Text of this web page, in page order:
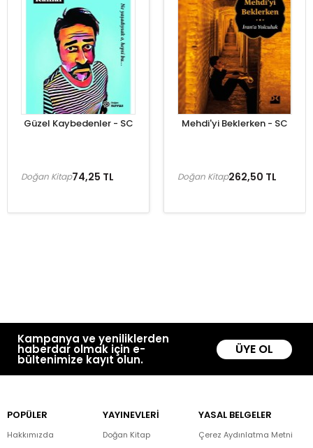
Güzel Kaybedenler - SC
74,25 TL
Doğan Kitap
Mehdi'yi Beklerken - SC
262,50 TL
Doğan Kitap
Kampanya ve yeniliklerden
haberdar olmak için e-
bültenimize kayıt olun.
ÜYE OL
POPÜLER
Hakkımızda
YAYINEVLERİ
Doğan Kitap
YASAL BELGELER
Çerez Aydınlatma Metni